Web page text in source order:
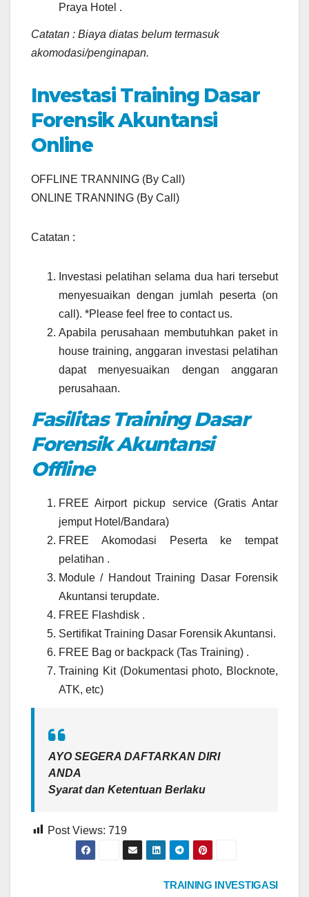
Praya Hotel .
Catatan : Biaya diatas belum termasuk
akomodasi/penginapan.
Investasi Training Dasar
Forensik Akuntansi
Online
OFFLINE TRANNING (By Call)
ONLINE TRANNING (By Call)
Catatan :
Investasi pelatihan selama dua hari tersebut
menyesuaikan dengan jumlah peserta (on
call). *Please feel free to contact us.
Apabila perusahaan membutuhkan paket in
house training, anggaran investasi pelatihan
dapat menyesuaikan dengan anggaran
perusahaan.
Fasilitas Training Dasar
Forensik Akuntansi
Offline
FREE Airport pickup service (Gratis Antar
jemput Hotel/Bandara)
FREE Akomodasi Peserta ke tempat
pelatihan .
Module / Handout Training Dasar Forensik
Akuntansi terupdate.
FREE Flashdisk .
Sertifikat Training Dasar Forensik Akuntansi.
FREE Bag or backpack (Tas Training) .
Training Kit (Dokumentasi photo, Blocknote,
ATK, etc)
AYO SEGERA DAFTARKAN DIRI
ANDA
Syarat dan Ketentuan Berlaku
Post Views: 719
TRAINING INVESTIGASI